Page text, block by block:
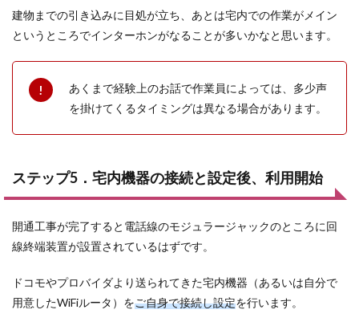
建物までの引き込みに目処が立ち、あとは宅内での作業がメイン
というところでインターホンがなることが多いかなと思います。
あくまで経験上のお話で作業員によっては、多少声
を掛けてくるタイミングは異なる場合があります。
ステップ5．宅内機器の接続と設定後、利用開始
開通工事が完了すると電話線のモジュラージャックのところに回
線終端装置が設置されているはずです。
ドコモやプロバイダより送られてきた宅内機器（あるいは自分で
用意したWiFiルータ）をご自身で接続し設定を行います。